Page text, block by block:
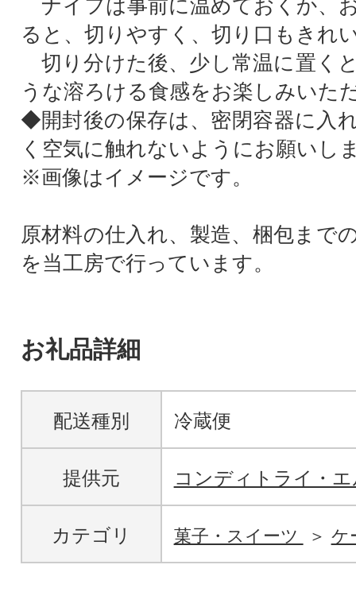
ナイフは事前に温めておくか、
ると、切りやすく、切り口もきれ
切り分けた後、少し常温に置く
うな溶ろける食感をお楽しみいた
◆開封後の保存は、密閉容器に入
く空気に触れないようにお願いし
※画像はイメージです。
原材料の仕入れ、製造、梱包まで
を当工房で行っています。
お礼品詳細
配送種別 冷蔵便
提供元 コンディトライ・
カテゴリ 菓子・スイーツ ケ